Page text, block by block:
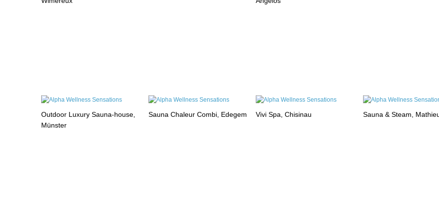
Outdoor Luxury Sauna-house,
Münster
Sauna Chaleur Combi, Edegem Vivi Spa, Chisinau Sauna & Steam,